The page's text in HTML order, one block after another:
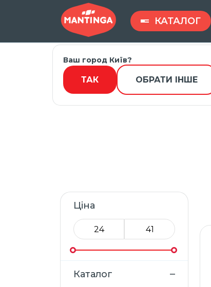
КАТАЛОГ
Ваш город Київ?
ТАК ОБРАТИ ІНШЕ
Введите запрос ...
Ціна
Каталог